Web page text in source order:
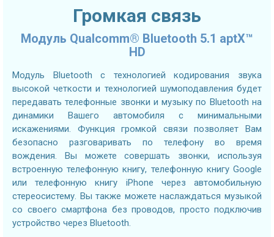
Громкая связь
Модуль Qualcomm® Bluetooth 5.1 aptX™
HD
Модуль Bluetooth с технологией кодирования звука
высокой четкости и технологией шумоподавления будет
передавать телефонные звонки и музыку по Bluetooth на
динамики Вашего автомобиля с минимальными
искажениями. Функция громкой связи позволяет Вам
безопасно разговаривать по телефону во время
вождения. Вы можете совершать звонки, используя
встроенную телефонную книгу, телефонную книгу Google
или телефонную книгу iPhone через автомобильную
стереосистему. Вы также можете наслаждаться музыкой
со своего смартфона без проводов, просто подключив
устройство через Bluetooth.